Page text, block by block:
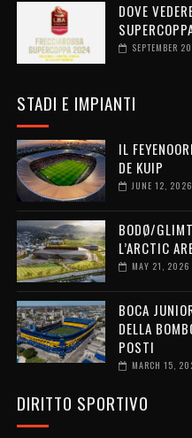
DOVE
SEPTEMBER
STADI E IMPIANTI
IL
DE KUIP
JUNE 12, 2026
BODØ/
L’ARCTIC
MAY 21, 2026
BOCA
DELLA
POSTI
MARCH 15,
DIRITTO SPORTIVO